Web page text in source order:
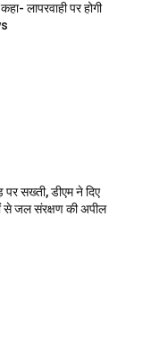
लापरवाही पर होगी
पर सख्ती, डीएम ने दिए
से जल संरक्षण की अपील